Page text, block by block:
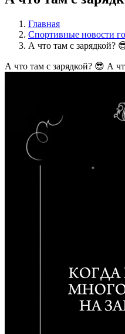
Главная
Спортивные новости
А что там с зарядкой?
А что там с зарядкой? 😎 А